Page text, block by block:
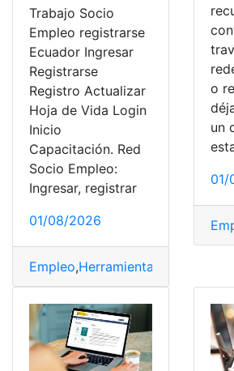
Trabajo Socio
Empleo registrarse
Ecuador Ingresar
Registrarse
Registro Actualizar
Hoja de Vida Login
Inicio
Capacitación. Red
Socio Empleo:
Ingresar, registrar
01/08/2026
Empleo,Herramientas Ecuador
o
un
01/